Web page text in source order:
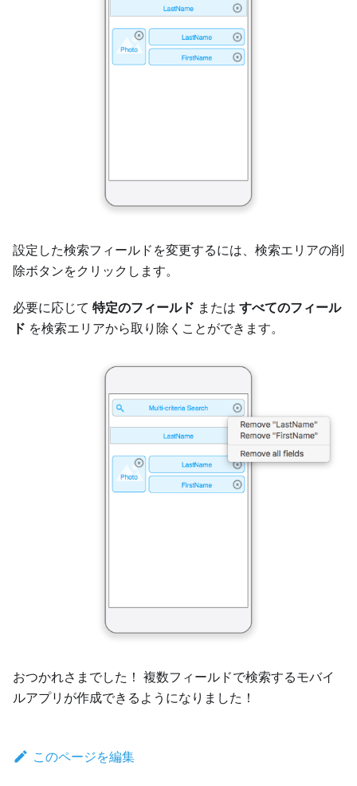
設定した検索フィールドを変更するには、検索エリアの削
除ボタンをクリックします。
必要に応じて 特定のフィールド または すべてのフィール
ド を検索エリアから取り除くことができます。
おつかれさまでした！ 複数フィールドで検索するモバイ
ルアプリが作成できるようになりました！
このページを編集